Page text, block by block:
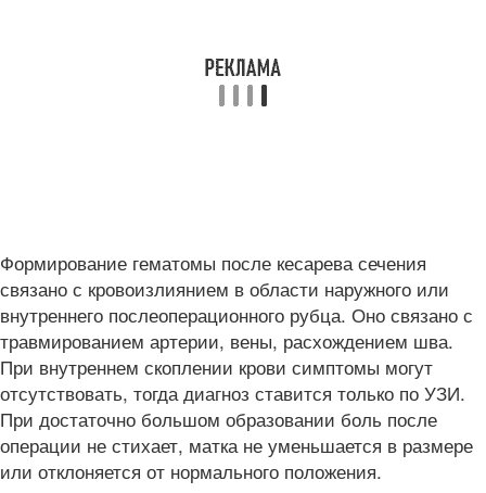
Формирование гематомы после кесарева сечения
связано с кровоизлиянием в области наружного или
внутреннего послеоперационного рубца. Оно связано с
травмированием артерии, вены, расхождением шва.
При внутреннем скоплении крови симптомы могут
отсутствовать, тогда диагноз ставится только по УЗИ.
При достаточно большом образовании боль после
операции не стихает, матка не уменьшается в размере
или отклоняется от нормального положения.